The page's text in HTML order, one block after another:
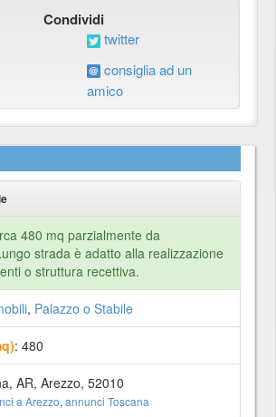
Condividi
twitter
consiglia ad un
amico
480 mq parzialmente da
strada è adatto alla realizzazione
o struttura recettiva.
, Palazzo o Stabile
: 480
AR, Arezzo, 52010
a Arezzo, annunci Toscana